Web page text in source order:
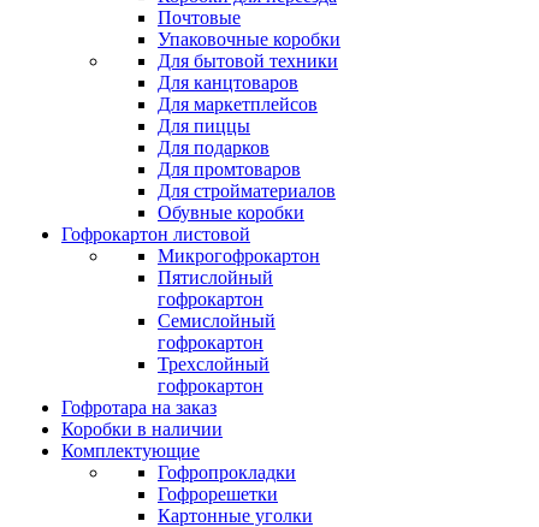
Почтовые
Упаковочные коробки
Для бытовой техники
Для канцтоваров
Для маркетплейсов
Для пиццы
Для подарков
Для промтоваров
Для стройматериалов
Обувные коробки
Гофрокартон листовой
Микрогофрокартон
Пятислойный
гофрокартон
Семислойный
гофрокартон
Трехслойный
гофрокартон
Гофротара на заказ
Коробки в наличии
Комплектующие
Гофропрокладки
Гофрорешетки
Картонные уголки